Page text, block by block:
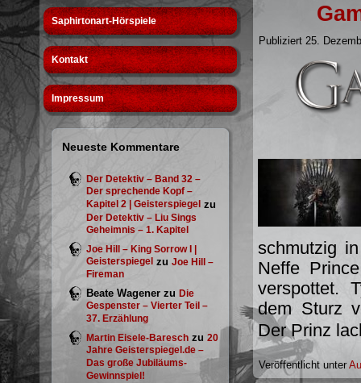
Saphirtonart-Hörspiele
Kontakt
Impressum
Neueste Kommentare
Der Detektiv – Band 32 –
Der sprechende Kopf –
Kapitel 2 | Geisterspiegel zu
Der Detektiv – Liu Sings
Geheimnis – 1. Kapitel
Joe Hill – King Sorrow I |
Geisterspiegel zu Joe Hill –
Fireman
Beate Wagener zu Die
Gespenster – Vierter Teil –
37. Erzählung
Martin Eisele-Baresch zu 20
Jahre Geisterspiegel.de –
Das große Jubiläums-
Gewinnspiel!
Publiziert 25.
schmutzig
Neffe
verspottet.
dem Sturz
Der Prinz
Veröffentlicht unter